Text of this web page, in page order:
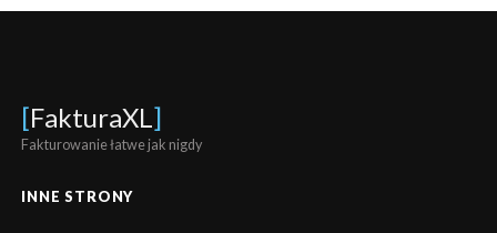
[FakturaXL ]
Fakturowanie łatwe jak nigdy
INNE STRONY